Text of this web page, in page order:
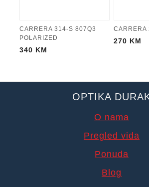
CARRERA 314-S 807Q3
POLARIZED
340 KM
CARRERA
270 KM
OPTIKA
O nama
Pregled vida
Ponuda
Blog